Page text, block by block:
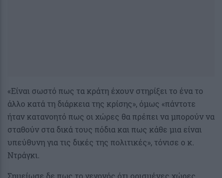
«Είναι σωστό πως τα κράτη έχουν στηρίξει το ένα το
άλλο κατά τη διάρκεια της κρίσης», όμως «πάντοτε
ήταν κατανοητό πως οι χώρες θα πρέπει να μπορούν να
σταθούν στα δικά τους πόδια και πως κάθε μια είναι
υπεύθυνη για τις δικές της πολιτικές», τόνισε ο κ.
Ντράγκι.
Σημείωσε δε πως το γεγονός ότι ορισμένες χώρες